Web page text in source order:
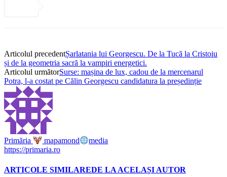
Articolul precedentȘarlatania lui Georgescu. De la Tucă la Cristoiu
și de la geometria sacră la vampiri energetici.
Articolul următorSurse: mașina de lux, cadou de la mercenarul
Potra, l-a costat pe Călin Georgescu candidatura la președinție
Primăria mapamond
media
https://primaria.ro
ARTICOLE SIMILAREDE LA ACELAȘI AUTOR